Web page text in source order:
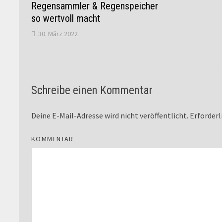
Regensammler & Regenspeicher
so wertvoll macht
30. März 2022
Schreibe einen Kommentar
Deine E-Mail-Adresse wird nicht veröffentlicht.
KOMMENTAR